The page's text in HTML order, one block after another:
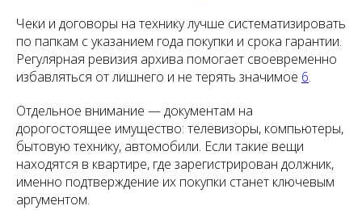
Чеки и договоры на технику лучше систематизировать
по папкам с указанием года покупки и срока гарантии.
Регулярная ревизия архива помогает своевременно
избавляться от лишнего и не терять значимое 6.
Отдельное внимание — документам на
дорогостоящее имущество: телевизоры, компьютеры,
бытовую технику, автомобили. Если такие вещи
находятся в квартире, где зарегистрирован должник,
именно подтверждение их покупки станет ключевым
аргументом.